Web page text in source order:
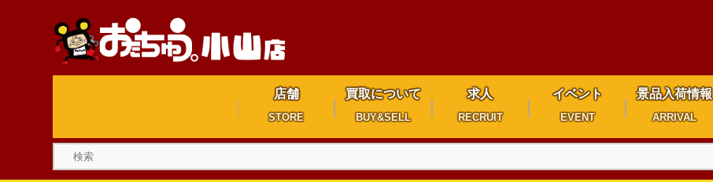
店舗
STORE
買取について
BUY&SELL
求人
RECRUIT
イベント
EVENT
景品入荷情報
ARRIVAL